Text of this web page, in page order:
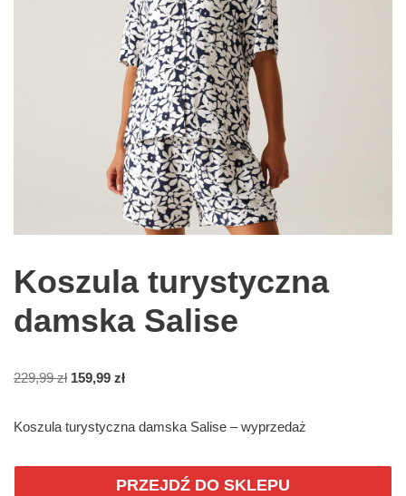
Koszula turystyczna
damska Salise
229,99zł 159,99 zł
Koszula turystyczna damska Salise – wyprzedaż
PRZEJDŹ DO SKLEPU